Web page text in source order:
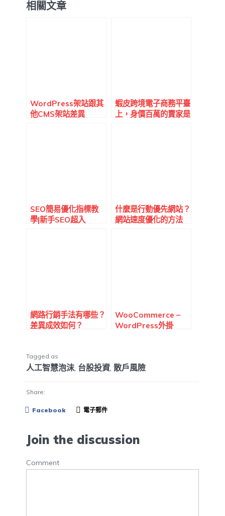
相關文章
WordPress架站跟其
他CMS架站差異
蝦皮跨境電子商務平臺
上，身價百萬的賣家是
SEO簡易優化指標教
學|新手SEO超入
什麼是行動優先網站？
網站速度優化的方法
網路行銷手法有哪些？
差異成效如何？
WooCommerce –
WordPress外掛
Tagged as
人工智慧泡沫 台股投資 散戶風險
Share:
Facebook 電子郵件
Join the discussion
Comment